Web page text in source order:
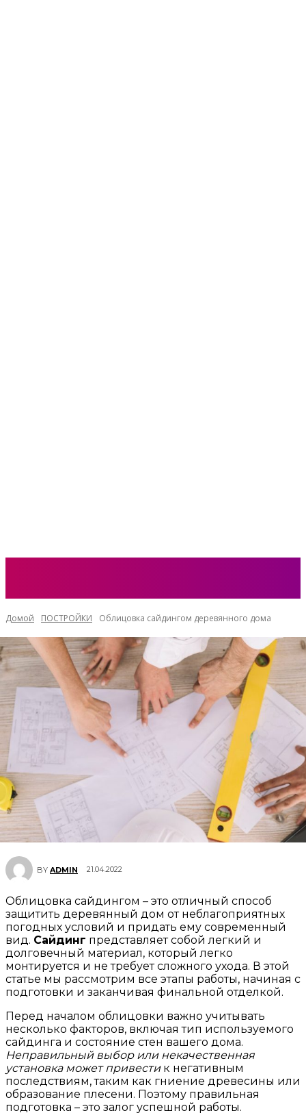
Домой ПОСТРОЙКИ Облицовка сайдингом деревянного дома
BY ADMIN 21.04.2022
Облицовка сайдингом – это отличный способ
защитить деревянный дом от неблагоприятных
погодных условий и придать ему современный
вид. Сайдинг представляет собой легкий и
долговечный материал, который легко
монтируется и не требует сложного ухода. В этой
статье мы рассмотрим все этапы работы, начиная с
подготовки и заканчивая финальной отделкой.
Перед началом облицовки важно учитывать
несколько факторов, включая тип используемого
сайдинга и состояние стен вашего дома.
Неправильный выбор или некачественная
установка может привестик негативным
последствиям, таким как гниение древесины или
образование плесени. Поэтому правильная
подготовка – это залог успешной работы.